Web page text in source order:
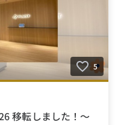
5
移転しました！～